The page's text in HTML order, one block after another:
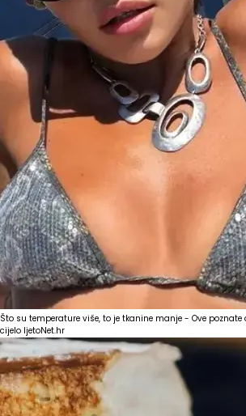
Što su temperature više, to je tkanine manje - Ove
cijelo ljetoNet.hr